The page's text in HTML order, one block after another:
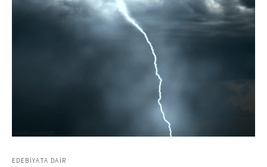
EDEBIYATA DAIR